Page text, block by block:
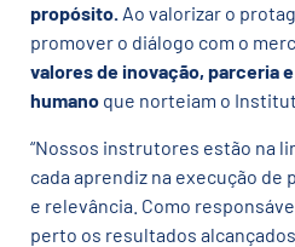
propósito. Ao valorizar o
promover o diálogo com o
valores de inovação, parceria
humano que norteiam o
“Nossos instrutores estão na
cada aprendiz na execução de
e relevância. Como
perto os resultados